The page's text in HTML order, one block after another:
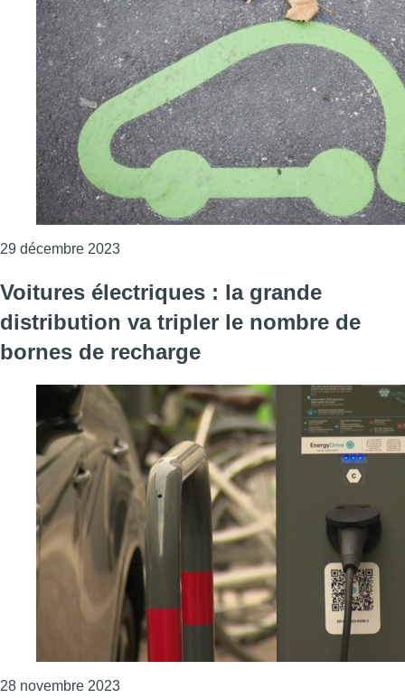
29 décembre 2023Consulter l'article "Des experts veulent un
Voitures électriques : la grande
distribution va tripler le nombre de
bornes de recharge
28 novembre 2023Consulter l'article "Voitures électriques : la